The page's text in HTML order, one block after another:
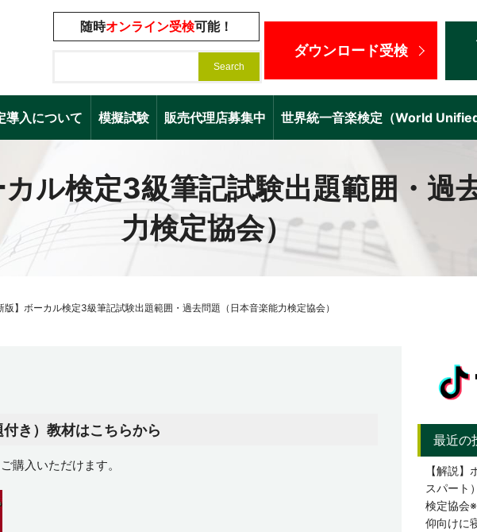
随時オンライン受検可能！
ダウンロード受検
導入について 模擬試験 販売代理店募集中 世界統一音楽検定（World
ル検定3級筆記試験出題範囲・過
力検定協会）
版】ボーカル検定3級筆記試験出題範囲・過去問題（日本音楽能力検定協会）
き）教材はこちらから
購入いただけます。
【解説
スパート
検定協会
仰向けに